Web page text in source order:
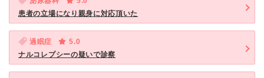
患者の立場になり親身に対応頂いた
過眠症
5.0
ナルコレプシーの疑いで診察